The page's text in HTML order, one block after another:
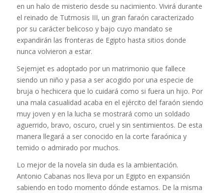
en un halo de misterio desde su nacimiento. Vivirá durante
el reinado de Tutmosis III, un gran faraón caracterizado
por su carácter belicoso y bajo cuyo mandato se
expandirán las fronteras de Egipto hasta sitios donde
nunca volvieron a estar.
Sejemjet es adoptado por un matrimonio que fallece
siendo un niño y pasa a ser acogido por una especie de
bruja o hechicera que lo cuidará como si fuera un hijo. Por
una mala casualidad acaba en el ejército del faraón siendo
muy joven y en la lucha se mostrará como un soldado
aguerrido, bravo, oscuro, cruel y sin sentimientos. De esta
manera llegará a ser conocido en la corte faraónica y
temido o admirado por muchos.
Lo mejor de la novela sin duda es la ambientación.
Antonio Cabanas nos lleva por un Egipto en expansión
sabiendo en todo momento dónde estamos. De la misma